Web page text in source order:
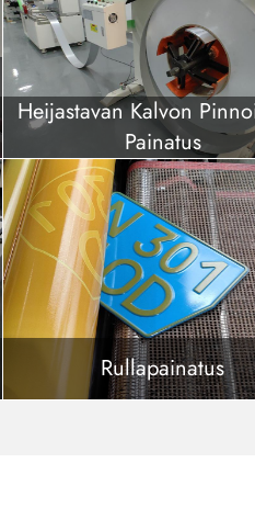
Heijastavan Kalvon
Painatus
Rullapainatus